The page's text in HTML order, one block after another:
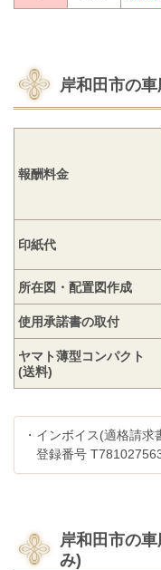
岸和田市の
報酬料金
印紙代
所在図・配置図作成
使用承諾書の取付
ヤマト薄型コンパクト
(送料)
・インボイス(適格請求
登録番号
岸和田市の
み)